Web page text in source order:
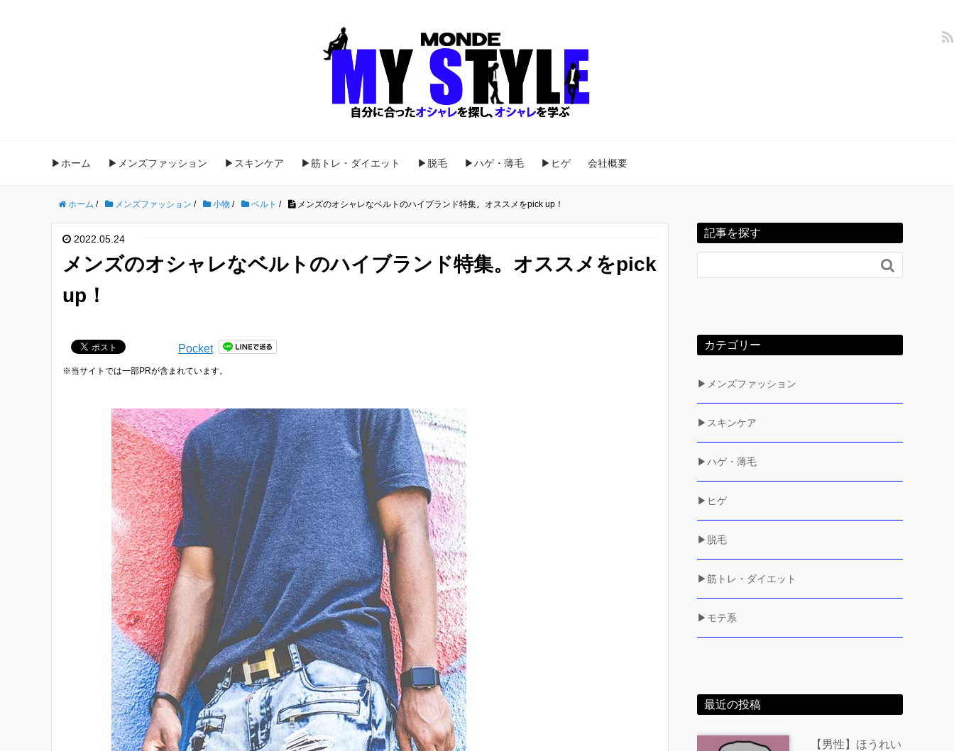
▶ホーム ▶メンズファッション ▶スキンケア ▶筋トレ・ダイエット ▶脱毛 ▶ハゲ・薄毛 ▶ヒゲ 会社概要
ホーム / メンズファッション / 小物 / ベルト / メンズのオシャレなベルトのハイブランド特集。オススメをpick up！
2022.05.24
メンズのオシャレなベルトのハイブランド特集。オススメをpick
up！
Pocket
※当サイトでは一部PRが含まれています。
記事を探す

カテゴリー
▶メンズファッション
▶スキンケア
▶ハゲ・薄毛
▶ヒゲ
▶脱毛
▶筋トレ・ダイエット
▶モテ系
最近の投稿
【男性】ほうれい